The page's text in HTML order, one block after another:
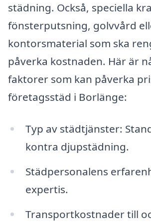
städning. Också, speciella
fönsterputsning, golvvård
kontorsmaterial som ska
påverka kostnaden. Här är
faktorer som kan påverka
företagsstäd i Borlänge:
Typ av städtjänster:
kontra djupstädning.
Städpersonalens
expertis.
Transportkostnader till